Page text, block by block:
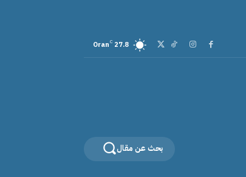
27.8
C
Oran
بحث عن مقال